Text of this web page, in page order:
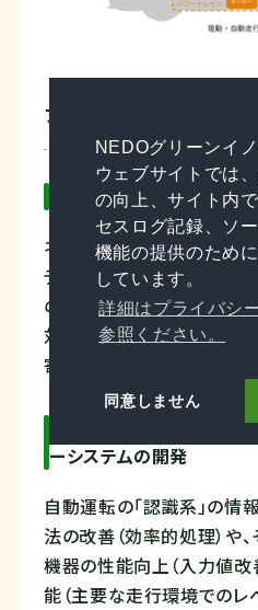
NEDOグリーンイ
ウェブサイトでは
の向上、サイト内
セスログ記録、ソ
機能の提供のため
しています。
詳細はプライバシ
参照ください。
同意しません
プロジェクトの特徴
自動運転のオープン型基
ネットワーク・クラウド側
テクチャを前提に、必要な
のレベル４自動運転）を担保
対するソフトウェアの計算
寄与）するための研究開発を
高性能かつ低消費電力を
ーシステムの開発
自動運転の「認識系」の情
法の改善（効率的処理）や
機器の性能向上（入力値改
能（主要な走行環境でのレ